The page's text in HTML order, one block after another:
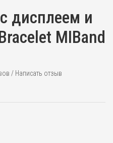
дисплеем и
MIBand
/ Написать отзыв